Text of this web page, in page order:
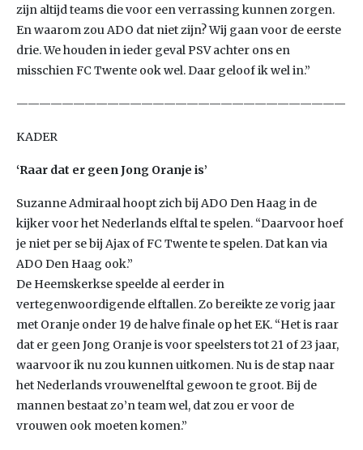
zijn altijd teams die voor een verrassing kunnen zorgen.
En waarom zou ADO dat niet zijn? Wij gaan voor de eerste
drie. We houden in ieder geval PSV achter ons en
misschien FC Twente ook wel. Daar geloof ik wel in.”
—————————————————————————————
KADER
‘Raar dat er geen Jong Oranje is’
Suzanne Admiraal hoopt zich bij ADO Den Haag in de
kijker voor het Nederlands elftal te spelen. “Daarvoor hoef
je niet per se bij Ajax of FC Twente te spelen. Dat kan via
ADO Den Haag ook.”
De Heemskerkse speelde al eerder in
vertegenwoordigende elftallen. Zo bereikte ze vorig jaar
met Oranje onder 19 de halve finale op het EK. “Het is raar
dat er geen Jong Oranje is voor speelsters tot 21 of 23 jaar,
waarvoor ik nu zou kunnen uitkomen. Nu is de stap naar
het Nederlands vrouwenelftal gewoon te groot. Bij de
mannen bestaat zo’n team wel, dat zou er voor de
vrouwen ook moeten komen.”